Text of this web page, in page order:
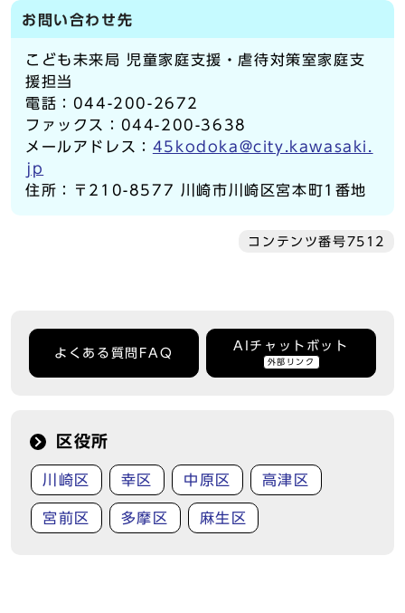
お問い合わせ先
こども未来局 児童家庭支援・虐待対策室家庭支
援担当
電話：044-200-2672
ファックス：044-200-3638
メールアドレス： 45kodoka@city.kawasaki.
jp
住所：〒210-8577 川崎市川崎区宮本町1番地
コンテンツ番号7512
よくある質問FAQ
AIチャットボット
外部リンク
区役所
川崎区 幸区 中原区 高津区
宮前区 多摩区 麻生区